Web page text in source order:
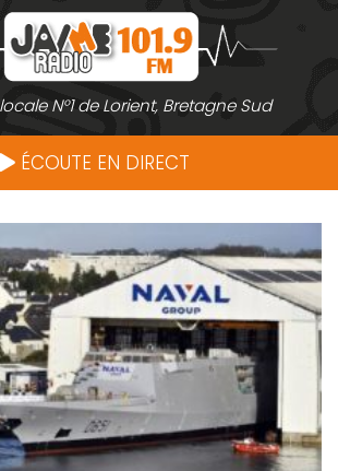
N°1 de Lorient, Bretagne Sud
ÉCOUTE EN DIRECT